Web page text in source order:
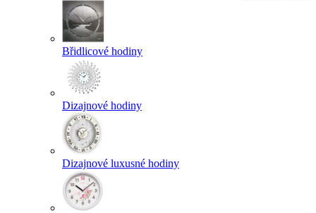
Břidlicové hodiny
Dizajnové hodiny
Dizajnové luxusné hodiny